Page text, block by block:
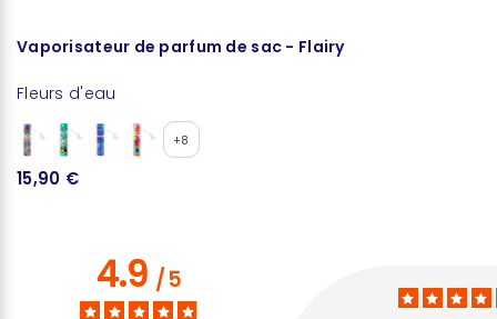
Vaporisateur de parfum de sac - Flairy
Fleurs d'eau
+8
15,90 €
4.9/5